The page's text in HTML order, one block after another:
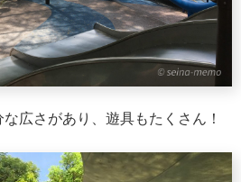
広さがあり、遊具もたくさん！